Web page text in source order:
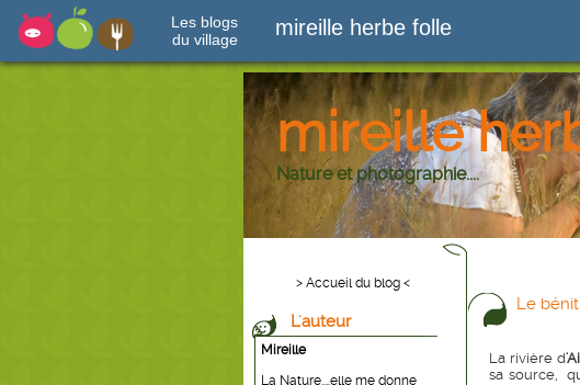
Les blogs
du village
mireille herbe folle
mireille
Nature et photographie....
> Accueil du blog <
L'auteur
Mireille
La Nature....elle me donne
Le
La rivière d
sa source,